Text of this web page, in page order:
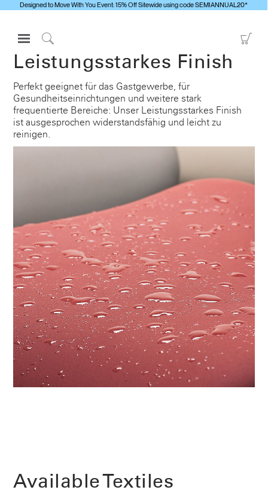
Designed to Move With You Event: 15% Off Sitewide using code SEMIANNUAL20*
Open
Navigation
Menuto
Search
Anmelden oder Registrieren
PRODUKTE
ERGONOMISCHE HILFSMITTEL
MEDIENCENTER
Kontaktservice
Showroom suchen
Andere Region
Opens
to
Facebook
Opens
to
Twitter
Opens
to
Linkedin
Opens
to
Instagram
Opens
to
Humanscale
Blog
Opens
to
Pinterest
Opens
to
YouTube
Leistungsstarkes Finish
Perfekt geeignet für das Gastgewerbe, für
Gesundheitseinrichtungen und weitere stark
frequentierte Bereiche: Unser Leistungsstarkes Finish
ist ausgesprochen widerstandsfähig und leicht zu
reinigen.
Available Textiles